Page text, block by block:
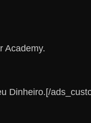
Academy.
Dinheiro.[/